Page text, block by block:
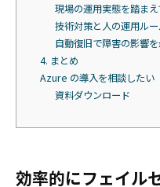
現場の運用実態を踏ま
技術対策と人の運用ル
自動復旧で障害の影響
4. まとめ
Azure の導入を相談したい
資料ダウンロード
効率的にフェイル